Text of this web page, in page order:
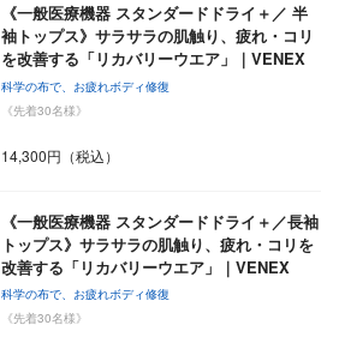
《一般医療機器 スタンダードドライ＋／ 半
袖トップス》サラサラの肌触り、疲れ・コリ
を改善する「リカバリーウエア」｜VENEX
科学の布で、お疲れボディ修復
《先着30名様》
14,300円（税込）
《一般医療機器 スタンダードドライ＋／長袖
トップス》サラサラの肌触り、疲れ・コリを
改善する「リカバリーウエア」｜VENEX
科学の布で、お疲れボディ修復
《先着30名様》